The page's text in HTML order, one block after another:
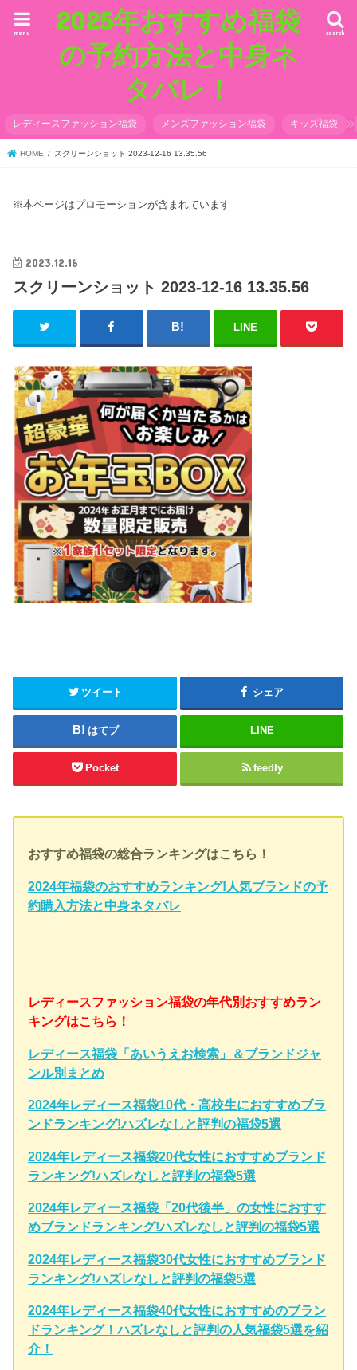
2025年おすすめ福袋
の予約方法と中身ネ
タバレ！
search
menu
レディースファッション福袋 メンズファッション福袋 キッズ福袋
HOME スクリーンショット 2023-12-16 13.35.56
※本ページはプロモーションが含まれています
2023.12.16
スクリーンショット 2023-12-16 13.35.56
LINE
ツイート シェア
はてブ LINE
Pocket feedly
おすすめ福袋の総合ランキングはこちら！
2024年福袋のおすすめランキング!人気ブランドの予
約購入方法と中身ネタバレ
レディースファッション福袋の年代別おすすめラン
キングはこちら！
レディース福袋「あいうえお検索」＆ブランドジャ
ンル別まとめ
2024年レディース福袋10代・高校生におすすめブラ
ンドランキング!ハズレなしと評判の福袋5選
2024年レディース福袋20代女性におすすめブランド
ランキング!ハズレなしと評判の福袋5選
2024年レディース福袋「20代後半」の女性におすす
めブランドランキング!ハズレなしと評判の福袋5選
2024年レディース福袋30代女性におすすめブランド
ランキング!ハズレなしと評判の福袋5選
2024年レディース福袋40代女性におすすめのブラン
ドランキング！ハズレなしと評判の人気福袋5選を紹
介！